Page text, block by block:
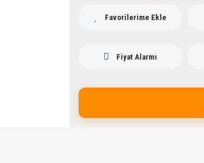
Fiyat Alarmı